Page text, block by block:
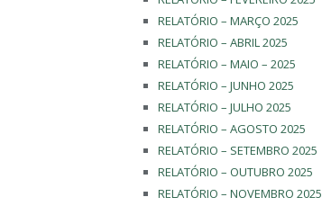
RELATÓRIO – MARÇO 2025
RELATÓRIO – ABRIL 2025
RELATÓRIO – MAIO – 2025
RELATÓRIO – JUNHO 2025
RELATÓRIO – JULHO 2025
RELATÓRIO – AGOSTO 2025
RELATÓRIO – SETEMBRO 2025
RELATÓRIO – OUTUBRO 2025
RELATÓRIO – NOVEMBRO 2025